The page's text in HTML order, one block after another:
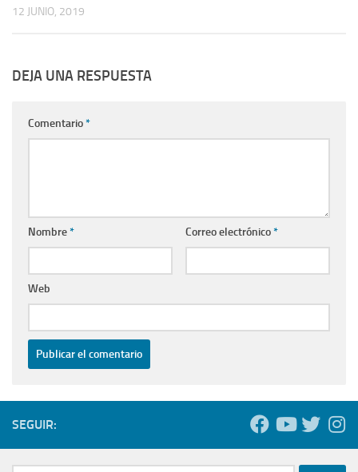
12 JUNIO, 2019
DEJA UNA RESPUESTA
Comentario*
Nombre* Correo electrónico*
Web
SEGUIR: